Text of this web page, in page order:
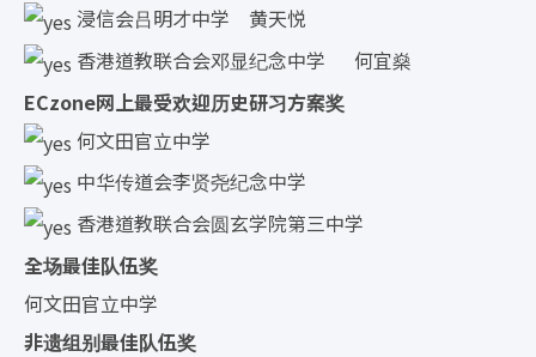
浸信会吕明才中学 黄天悦
香港道教联合会邓显纪念中学 何宜燊
ECzone网上最受欢迎历史研习方案奖
何文田官立中学
中华传道会李贤尧纪念中学
香港道教联合会圆玄学院第三中学
全场最佳队伍奖
何文田官立中学
非遗组别最佳队伍奖